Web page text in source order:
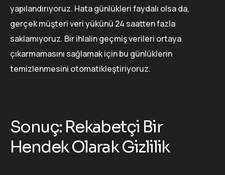
yapılandırıyoruz. Hata günlükleri faydalı olsa da,
gerçek müşteri veri yükünü 24 saatten fazla
saklamıyoruz. Bir ihlalin geçmiş verileri ortaya
çıkarmamasını sağlamak için bu günlüklerin
temizlenmesini otomatikleştiriyoruz.
Sonuç: Rekabetçi Bir
Hendek Olarak Gizlilik